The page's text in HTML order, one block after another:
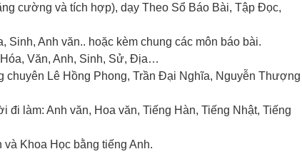
cường và tích hợp), dạy Theo Sổ Báo Bài, Tập Đọc,
Sinh, Anh văn.. hoặc kèm chung các môn báo bài.
Văn, Anh, Sinh, Sử, Địa…
Lê Hồng Phong, Trần Đại Nghĩa, Nguyễn Thượng
làm: Anh văn, Hoa văn, Tiếng Hàn, Tiếng Nhật, Tiếng
Khoa Học bằng tiếng Anh.